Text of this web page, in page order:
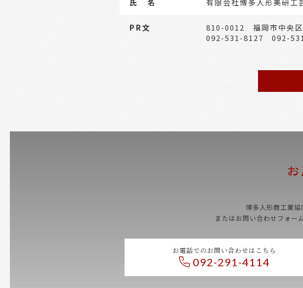
氏 名 有限会社博多人形美研工
PR文
810-0012 福岡市中央
092-531-8127 092-
博多人形商工業協
またはお問い合わせフォー
お電話でのお問い合わせはこちら
092-291-4114